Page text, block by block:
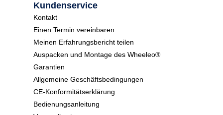
Kundenservice
Kontakt
Einen Termin vereinbaren
Meinen Erfahrungsbericht teilen
Auspacken und Montage des Wheeleo®
Garantien
Allgemeine Geschäftsbedingungen
CE-Konformitätserklärung
Bedienungsanleitung